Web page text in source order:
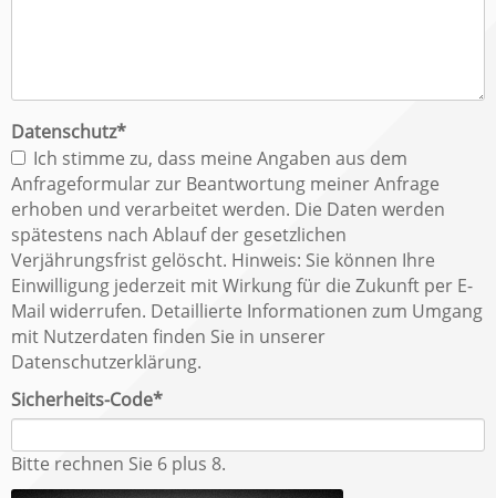
Pflichtfeld
Datenschutz*
Ich stimme zu, dass meine Angaben aus dem
Anfrageformular zur Beantwortung meiner Anfrage
erhoben und verarbeitet werden. Die Daten werden
spätestens nach Ablauf der gesetzlichen
Verjährungsfrist gelöscht. Hinweis: Sie können Ihre
Einwilligung jederzeit mit Wirkung für die Zukunft per E-
Mail widerrufen. Detaillierte Informationen zum Umgang
mit Nutzerdaten finden Sie in unserer
Datenschutzerklärung.
Pflichtfeld
Sicherheits-Code*
Bitte rechnen Sie 6 plus 8.